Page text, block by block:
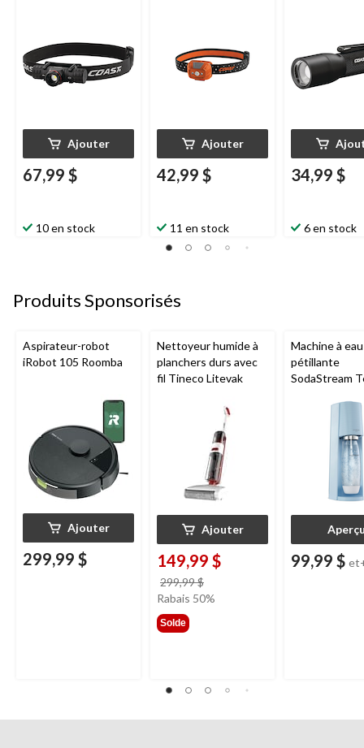
des intempéries
CoastXPH30R, noir
Ajouter
67,99 $
10 en stock
Ajouter
42,99 $
11 en stock
34,99 $
6 en stock
Produits Sponsorisés
Aspirateur-robot
iRobot 105 Roomba
Ajouter
299,99 $
Nettoyeur humide à
planchers durs avec
fil Tineco Litevak
Ajouter
149,99 $
299,99 $
était
Rabais 50%
Solde
Machine à eau
pétillante
SodaStream
99,99 $